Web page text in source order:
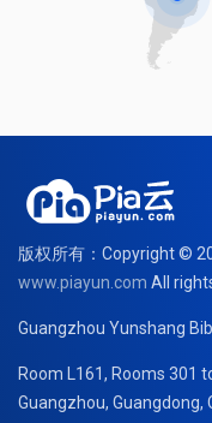
版权所有：Copyright ©
www.piayun.com All
Guangzhou Yunshang
Room L161, Rooms 301
Guangzhou, Guangdong,